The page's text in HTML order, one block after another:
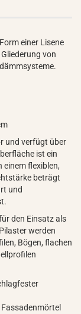
einer Lisene
von
und verfügt über
ist ein
einem flexiblen,
beträgt
und
den Einsatz als
werden
Bögen, flachen